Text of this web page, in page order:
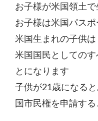
お子様が米国領土
お子様は米国パス
米国生まれの子供は
米国国民としての
とになります
子供が21歳になる
国市民権を申請す